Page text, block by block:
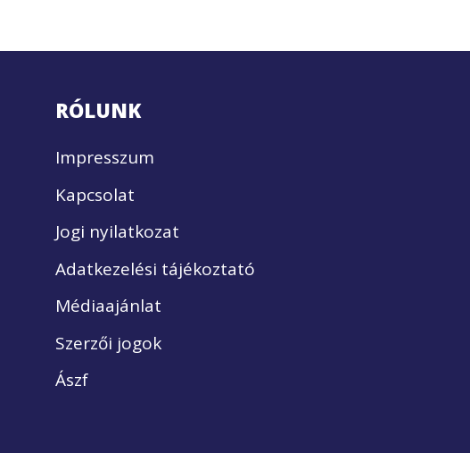
RÓLUNK
Impresszum
Kapcsolat
Jogi nyilatkozat
Adatkezelési tájékoztató
Médiaajánlat
Szerzői jogok
Ászf